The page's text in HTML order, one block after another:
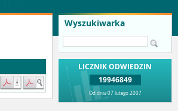
Wyszukiwarka
LICZNIK ODWIEDZIN
19946849
Od dnia 07 lutego 2007